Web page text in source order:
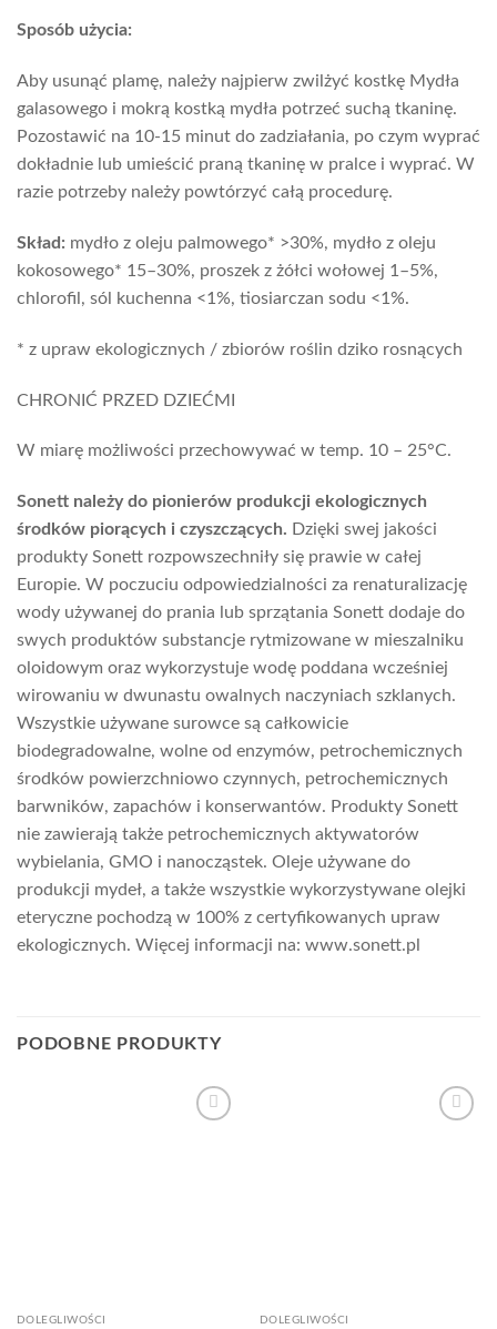
Sposób użycia:
Aby usunąć plamę, należy najpierw zwilżyć kostkę Mydła
galasowego i mokrą kostką mydła potrzeć suchą tkaninę.
Pozostawić na 10-15 minut do zadziałania, po czym wyprać
dokładnie lub umieścić praną tkaninę w pralce i wyprać. W
razie potrzeby należy powtórzyć całą procedurę.
Skład: mydło z oleju palmowego* >30%, mydło z oleju
kokosowego* 15–30%, proszek z żółci wołowej 1–5%,
chlorofil, sól kuchenna <1%, tiosiarczan sodu <1%.
* z upraw ekologicznych / zbiorów roślin dziko rosnących
CHRONIĆ PRZED DZIEĆMI
W miarę możliwości przechowywać w temp. 10 – 25°C.
Sonett należy do pionierów produkcji ekologicznych
środków piorących i czyszczących. Dzięki swej jakości
produkty Sonett rozpowszechniły się prawie w całej
Europie. W poczuciu odpowiedzialności za renaturalizację
wody używanej do prania lub sprzątania Sonett dodaje do
swych produktów substancje rytmizowane w mieszalniku
oloidowym oraz wykorzystuje wodę poddana wcześniej
wirowaniu w dwunastu owalnych naczyniach szklanych.
Wszystkie używane surowce są całkowicie
biodegradowalne, wolne od enzymów, petrochemicznych
środków powierzchniowo czynnych, petrochemicznych
barwników, zapachów i konserwantów. Produkty Sonett
nie zawierają także petrochemicznych aktywatorów
wybielania, GMO i nanocząstek. Oleje używane do
produkcji mydeł, a także wszystkie wykorzystywane olejki
eteryczne pochodzą w 100% z certyfikowanych upraw
ekologicznych. Więcej informacji na: www.sonett.pl
PODOBNE PRODUKTY
DOLEGLIWOŚCI DOLEGLIWOŚCI